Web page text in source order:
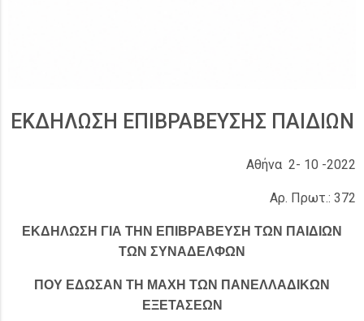
ΕΚΔΗΛΩΣΗ ΕΠΙΒΡΑΒΕΥΣΗΣ ΠΑΙΔΙΩΝ
Αθήνα 2- 10 -2022
Αρ. Πρωτ.: 372
ΕΚΔΗΛΩΣΗ ΓΙΑ ΤΗΝ ΕΠΙΒΡΑΒΕΥΣΗ ΤΩΝ ΠΑΙΔΙΩΝ
ΤΩΝ ΣΥΝΑΔΕΛΦΩΝ
ΠΟΥ ΕΔΩΣΑΝ ΤΗ ΜΑΧΗ ΤΩΝ ΠΑΝΕΛΛΑΔΙΚΩΝ
ΕΞΕΤΑΣΕΩΝ